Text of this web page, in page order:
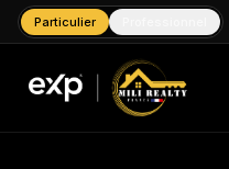
Particulier